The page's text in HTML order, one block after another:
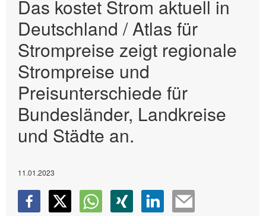
Das kostet Strom aktuell in
Deutschland / Atlas für
Strompreise zeigt regionale
Strompreise und
Preisunterschiede für
Bundesländer, Landkreise
und Städte an.
11.01.2023